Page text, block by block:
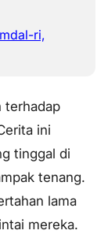
ri,
terhadap
ini
tinggal di
tenang.
lama
mereka.